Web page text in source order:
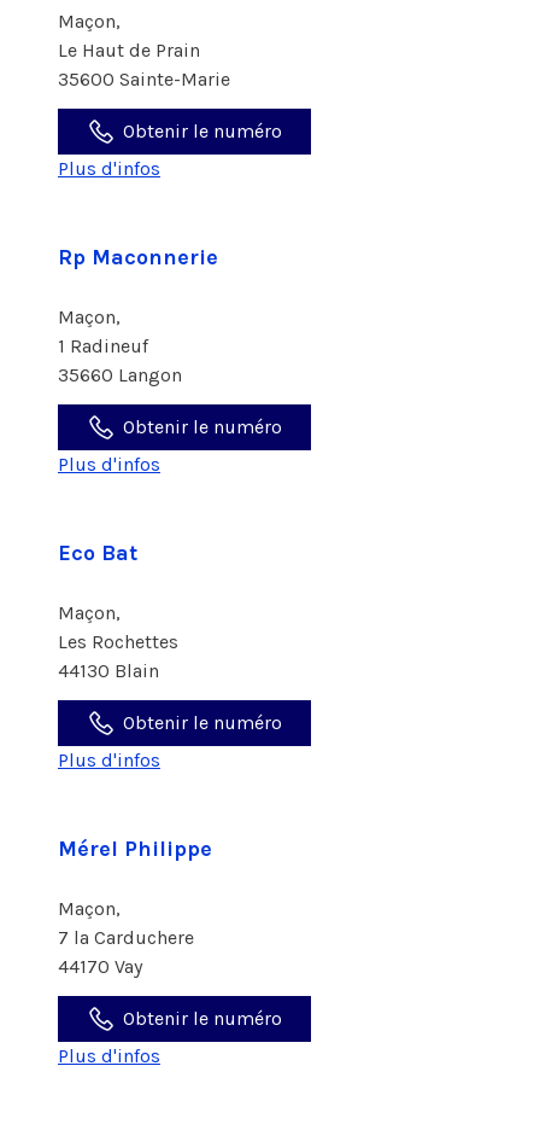
Maçon,
Le Haut de Prain
35600 Sainte-Marie
Obtenir le numéro
Plus d'infos
Rp Maconnerie
Maçon,
1 Radineuf
35660 Langon
Obtenir le numéro
Plus d'infos
Eco Bat
Maçon,
Les Rochettes
44130 Blain
Obtenir le numéro
Plus d'infos
Mérel Philippe
Maçon,
7 la Carduchere
44170 Vay
Obtenir le numéro
Plus d'infos